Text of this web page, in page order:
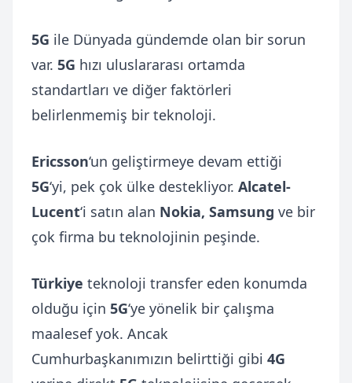
5G ile Dünyada gündemde olan bir sorun
var. 5G hızı uluslararası ortamda
standartları ve diğer faktörleri
belirlenmemiş bir teknoloji.
Ericsson‘un geliştirmeye devam ettiği
5G‘yi, pek çok ülke destekliyor. Alcatel-
Lucent‘i satın alan Nokia, Samsung ve bir
çok firma bu teknolojinin peşinde.
Türkiye teknoloji transfer eden konumda
olduğu için 5G‘ye yönelik bir çalışma
maalesef yok. Ancak
Cumhurbaşkanımızın belirttiği gibi 4G